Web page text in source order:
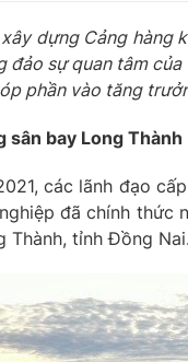
dựng Cảng hàng
đảo sự quan tâm
phần vào tăng
sân bay Long Thành
các lãnh đạo
đã chính thức
Thành, tỉnh Đồng Nai.